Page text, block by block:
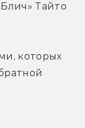
Тайто
которых